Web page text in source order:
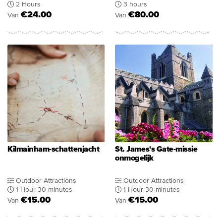
2 Hours
Van €24.00
3 hours
Van €80.00
Kilmainham-schattenjacht
Outdoor Attractions
1 Hour 30 minutes
Van €15.00
St. James's Gate-missie
onmogelijk
Outdoor Attractions
1 Hour 30 minutes
Van €15.00